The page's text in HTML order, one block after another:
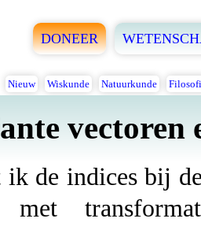
DONEER
Nieuw Wiskunde Natuurkunde
vectoren
ik de indices bij
met